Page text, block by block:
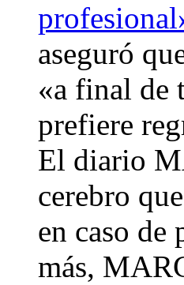
aseguró
«a final de
prefiere
El diario
cerebro
en caso de
más,